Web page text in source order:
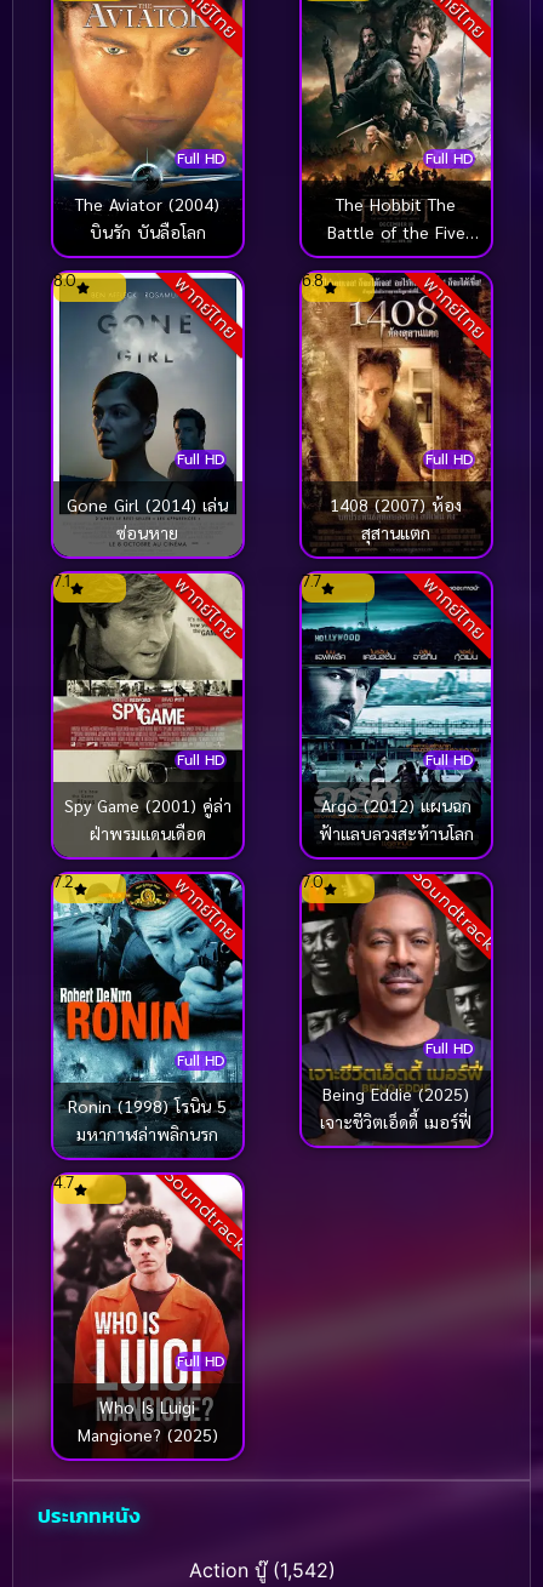
Full HD
The Aviator (2004)
บินรัก บันลือโลก
Full HD
The Hobbit The
Battle of the Five
Armies (2014) เดอะ ฮ
อบบิท สงคราม 5 ทัพ
(ปีเตอร์ แจ็คสัน)
พากย์ไทย
Full HD
8.0
Gone Girl (2014) เล่น
ซ่อนหาย
พากย์ไทย
Full HD
6.8
1408 (2007) ห้อง
สุสานแตก
พากย์ไทย
Full HD
7.1
Spy Game (2001) คู่ล่า
ฝ่าพรมแดนเดือด
พากย์ไทย
Full HD
7.7
Argo (2012) แผนฉก
ฟ้าแลบลวงสะท้านโลก
พากย์ไทย
Full HD
7.2
Ronin (1998) โรนิน 5
มหากาฬล่าพลิกนรก
Soundtrack
Full HD
7.0
Being Eddie (2025)
เจาะชีวิตเอ็ดดี้ เมอร์ฟี่
Soundtrack
Full HD
4.7
Who Is Luigi
Mangione? (2025)
ประเภทหนัง
Action บู๊(1,542)